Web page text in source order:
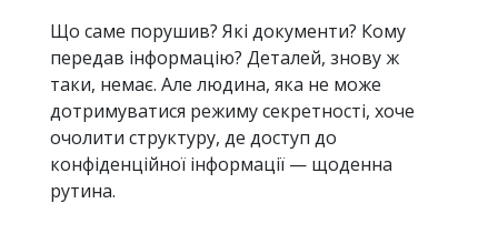
Що саме порушив? Які документи? Кому
передав інформацію? Деталей, знову ж
таки, немає. Але людина, яка не може
дотримуватися режиму секретності, хоче
очолити структуру, де доступ до
конфіденційної інформації — щоденна
рутина.